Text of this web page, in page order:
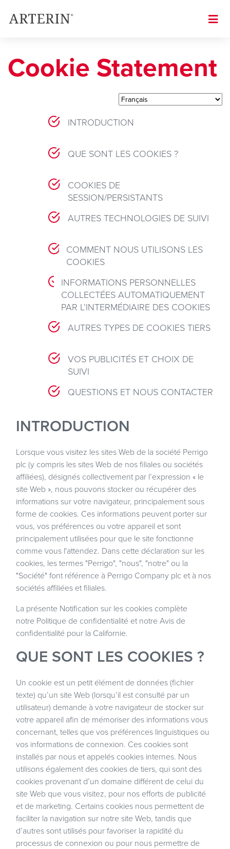
main
Image
Cookie Statement
INTRODUCTION
QUE SONT LES COOKIES ?
COOKIES DE
SESSION/PERSISTANTS
AUTRES TECHNOLOGIES DE SUIVI
COMMENT NOUS UTILISONS LES
COOKIES
INFORMATIONS PERSONNELLES
COLLECTÉES AUTOMATIQUEMENT
PAR L’INTERMÉDIAIRE DES COOKIES
AUTRES TYPES DE COOKIES TIERS
VOS PUBLICITÉS ET CHOIX DE
SUIVI
QUESTIONS ET NOUS CONTACTER
INTRODUCTION
Lorsque vous visitez les sites Web de la société Perrigo
plc (y compris les sites Web de nos filiales ou sociétés
affiliées), désignés collectivement par l’expression « le
site Web », nous pouvons stocker ou récupérer des
informations sur votre navigateur, principalement sous
forme de cookies. Ces informations peuvent porter sur
vous, vos préférences ou votre appareil et sont
principalement utilisées pour que le site fonctionne
comme vous l'attendez. Dans cette déclaration sur les
cookies, les termes "Perrigo", "nous", "notre" ou la
"Société" font référence à Perrigo Company plc et à nos
sociétés affiliées et filiales.
La présente Notification sur les cookies complète
notre Politique de confidentialité et notreAvis de
confidentialité pour la Californie.
QUE SONT LES COOKIES ?
Un cookie est un petit élément de données (fichier
texte) qu’un site Web (lorsqu’il est consulté par un
utilisateur) demande à votre navigateur de stocker sur
votre appareil afin de mémoriser des informations vous
concernant, telles que vos préférences linguistiques ou
vos informations de connexion. Ces cookies sont
installés par nous et appelés cookies internes. Nous
utilisons également des cookies de tiers, qui sont des
cookies provenant d’un domaine différent de celui du
site Web que vous visitez, pour nos efforts de publicité
et de marketing. Certains cookies nous permettent de
faciliter la navigation sur notre site Web, tandis que
d’autres sont utilisés pour favoriser la rapidité du
processus de connexion ou pour nous permettre de